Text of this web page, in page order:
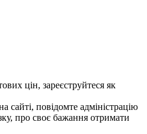
цін, зареєструйтеся як
сайті, повідомте адміністрацію
про своє бажання отримати